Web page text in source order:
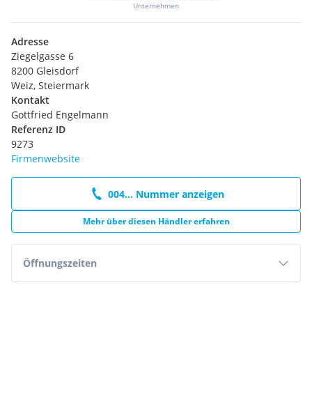
Unternehmen
Adresse
Ziegelgasse 6
8200 Gleisdorf
Weiz, Steiermark
Kontakt
Gottfried Engelmann
Referenz ID
9273
Firmenwebsite
004... Nummer anzeigen
Mehr über diesen Händler erfahren
Öffnungszeiten